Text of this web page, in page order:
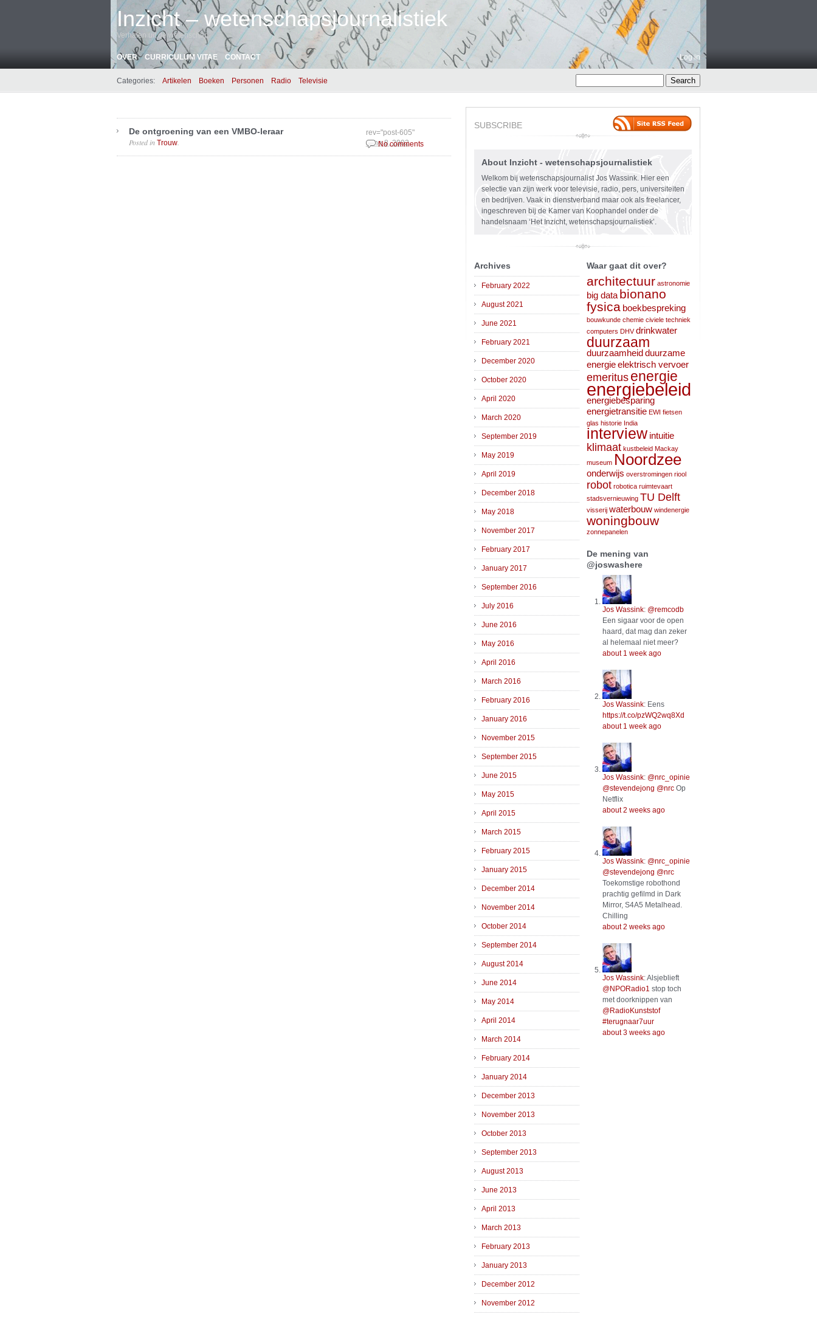
Inzicht – wetenschapsjournalistiek
Verhalen uit de wetenschap
OVER CURRICULUM VITAE CONTACT Log in
Categories: Artikelen Boeken Personen Radio Televisie
De ontgroening van een VMBO-leraar
June 8, 2002
Posted in Trouw
rev="post-605"
No comments
SUBSCRIBE
About Inzicht - wetenschapsjournalistiek
Welkom bij wetenschapsjournalist Jos Wassink. Hier een
selectie van zijn werk voor televisie, radio, pers, universiteiten
en bedrijven. Vaak in dienstverband maar ook als freelancer,
ingeschreven bij de Kamer van Koophandel onder de
handelsnaam ‘Het Inzicht, wetenschapsjournalistiek’.
Archives
February 2022
August 2021
June 2021
February 2021
December 2020
October 2020
April 2020
March 2020
September 2019
May 2019
April 2019
December 2018
May 2018
November 2017
February 2017
January 2017
September 2016
July 2016
June 2016
May 2016
April 2016
March 2016
February 2016
January 2016
November 2015
September 2015
June 2015
May 2015
April 2015
March 2015
February 2015
January 2015
December 2014
November 2014
October 2014
September 2014
August 2014
June 2014
May 2014
April 2014
March 2014
February 2014
January 2014
December 2013
November 2013
October 2013
September 2013
August 2013
June 2013
April 2013
March 2013
February 2013
January 2013
December 2012
November 2012
Waar gaat dit over?
architectuur astronomie
big data bionano
fysica boekbespreking
bouwkunde chemie civiele techniek
computers DHV drinkwater
duurzaam
duurzaamheid duurzame
energieelektrisch vervoer
emeritus energie
energiebeleid
energiebesparing
energietransitie EWI fietsen
glas historie India
interview intuitie
klimaat kustbeleid Mackay
museum Noordzee
onderwijs overstromingen riool
robot robotica ruimtevaart
stadsvernieuwing TU Delft
visserij waterbouw windenergie
woningbouw
zonnepanelen
De mening van
@joswashere
Jos Wassink: @remcodb
Een sigaar voor de open
haard, dat mag dan zeker
al helemaal niet meer?
about 1 week ago
Jos Wassink: Eens
https://t.co/pzWQ2wq8Xd
about 1 week ago
Jos Wassink: @nrc_opinie
@stevendejong @nrc Op
Netflix
about 2 weeks ago
Jos Wassink: @nrc_opinie
@stevendejong @nrc
Toekomstige robothond
prachtig gefilmd in Dark
Mirror, S4A5 Metalhead.
Chilling
about 2 weeks ago
Jos Wassink:Alsjeblieft
@NPORadio1 stop toch
met doorknippen van
@RadioKunststof
#terugnaar7uur
about 3 weeks ago